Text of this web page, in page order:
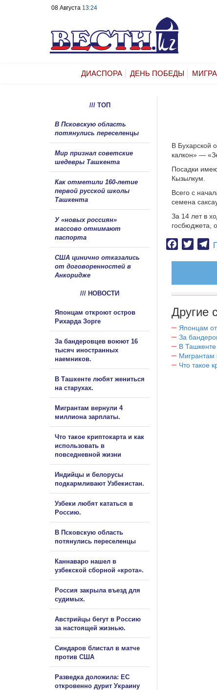
08 Августа 13:24
ДИАСПОРА ДЕНЬ ПОБЕДЫ
В Бухарской
калкон» —
Посадки
Кызылкум.
Всего с
семена
За 14 лет в
госбюджета,
Facebook
Twitter
Другие
Японцам
За
В Ташкенте
Мигрантам
Что такое
/// ТОП
В Псковскую область
потянулись переселенцы
Мир признал советские
шедевры Ташкента
Как отметили 160-летие
первой русской школы
Ташкента
У «новых россиян»
массово отнимают
паспорта
США цинично отказались
от договоренностей в
Анкоридже
/// НОВОСТИ
Японцам откроют остров
Рихарда Зорге
За бандеровцев воюют 16
тысяч иностранных
наемников.
В Ташкенте любят жениться
на старухах.
Мигрантам вернули 4
миллиона зарплаты.
Что такое криптокарта и как
использовать в
повседневной жизни
Индийцы и белорусы
подкармливают Узбекистан.
Узбеки любят кататься в
Россию.
В Псковскую область
потянулись переселенцы
Каннаваро нашел в
узбекской сборной «крота».
Россия закрыла въезд для
судимых.
Австрийцы бегут в Россию
за настоящей жизнью.
Синдаров блистал в матче
против США
Разведка доложила: ЕС
откровенно дурит Украину